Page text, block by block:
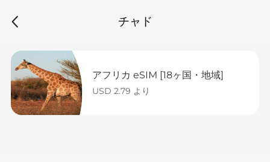
チャド
アフリカ eSIM [18ヶ国・地域]
USD 2.79 より